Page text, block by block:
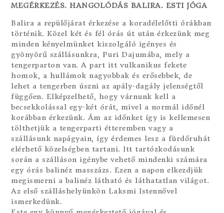
MEGÉRKEZÉS. HANGOLÓDÁS BALIRA. ESTI JÓGA
Balira a repülőjárat érkezése a koradélelőtti órákban
történik. Közel két és fél órás út után érkezünk meg
minden kényelmünket kiszolgáló igényes és
gyönyörű szállásunkra, Puri Dajumába, mely a
tengerparton van. A part itt vulkanikus fekete
homok, a hullámok nagyobbak és erősebbek, de
lehet a tengerben úszni az apály-dagály jelenségtől
függően. Elképzelhető, hogy várnunk kell a
becsekkolással egy-két órát, mivel a normál időnél
korábban érkezünk. Ám az időnket így is kellemesen
tölthetjük a tengerparti étteremben vagy a
szállásunk napágyain, így érdemes lesz a fürdőruhát
elérhető közelségben tartani. Itt tartózkodásunk
során a szálláson igénybe vehető mindenki számára
egy órás balinéz masszázs. Ezen a napon elkezdjük
megismerni a balinéz látható és láthatatlan világot.
Az első szálláshelyünkön Laksmi Istennővel
ismerkedünk.